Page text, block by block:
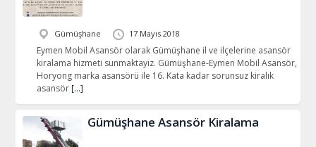
Gümüşhane 17 Mayıs 2018
Eymen Mobil Asansör olarak Gümüşhane il ve ilçelerine asansör
kiralama hizmeti sunmaktayız. Gümüşhane-Eymen Mobil Asansör,
Horyong marka asansörü ile 16. Kata kadar sorunsuz kiralık
asansör […]
Gümüşhane Asansör Kiralama